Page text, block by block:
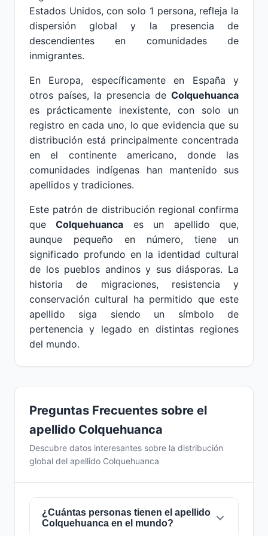
Estados Unidos, con solo 1 persona, refleja la
dispersión global y la presencia de
descendientes en comunidades de
inmigrantes.
En Europa, específicamente en España y
otros países, la presencia de Colquehuanca
es prácticamente inexistente, con solo un
registro en cada uno, lo que evidencia que su
distribución está principalmente concentrada
en el continente americano, donde las
comunidades indígenas han mantenido sus
apellidos y tradiciones.
Este patrón de distribución regional confirma
queColquehuanca es un apellido que,
aunque pequeño en número, tiene un
significado profundo en la identidad cultural
de los pueblos andinos y sus diásporas. La
historia de migraciones, resistencia y
conservación cultural ha permitido que este
apellido siga siendo un símbolo de
pertenencia y legado en distintas regiones
del mundo.
Preguntas Frecuentes sobre el
apellido Colquehuanca
Descubre datos interesantes sobre la distribución
global del apellido Colquehuanca
¿Cuántas personas tienen el apellido
Colquehuanca en el mundo?